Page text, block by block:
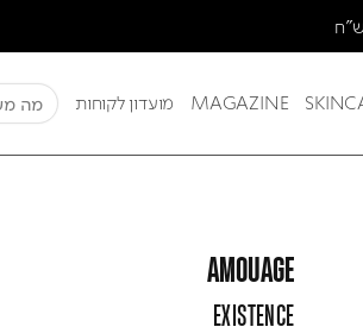
MAGAZINE מועדון לקוחות
AMOUAGE
EXISTENCE